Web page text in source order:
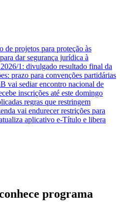
de projetos para proteção às
dar segurança jurídica à
1: divulgado resultado final da
prazo para convenções partidárias
vai sediar encontro nacional de
inscrições até este domingo
regras que restringem
vai endurecer restrições para
aplicativo e-Título e libera
programa